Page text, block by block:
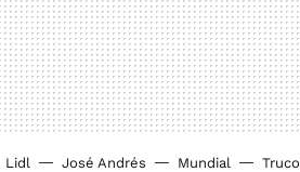
Lidl José Andrés Mundial Truco